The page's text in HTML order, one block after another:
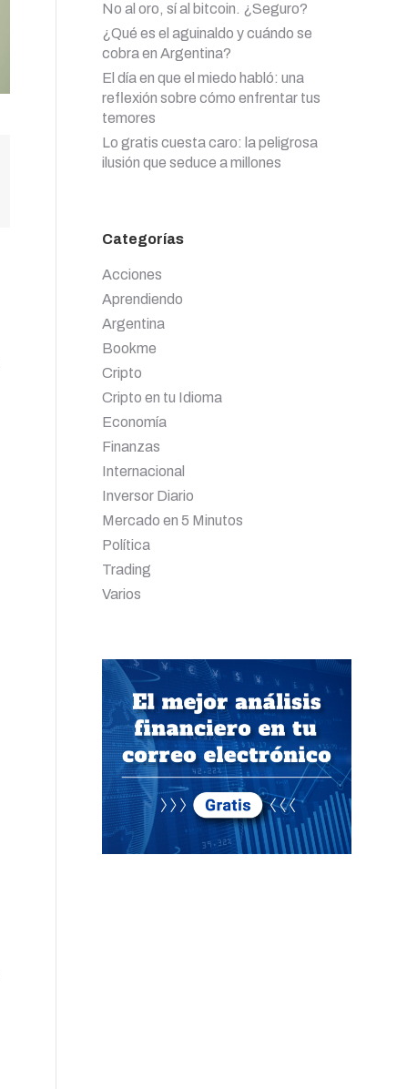
No al oro, sí al bitcoin. ¿Seguro?
¿Qué es el aguinaldo y cuándo se
cobra en Argentina?
El día en que el miedo habló: una
reflexión sobre cómo enfrentar tus
temores
Lo gratis cuesta caro: la peligrosa
ilusión que seduce a millones
Categorías
Acciones
Aprendiendo
Argentina
Bookme
Cripto
Cripto en tu Idioma
Economía
Finanzas
Internacional
Inversor Diario
Mercado en 5 Minutos
Política
Trading
Varios